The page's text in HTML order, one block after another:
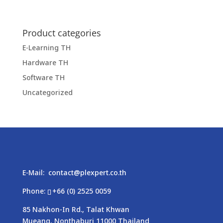
Product categories
E-Learning TH
Hardware TH
Software TH
Uncategorized
E-Mail: contact@plexpert.co.th
Phone:
+66 (0) 2525 0059
85 Nakhon-In Rd., Talat Khwan